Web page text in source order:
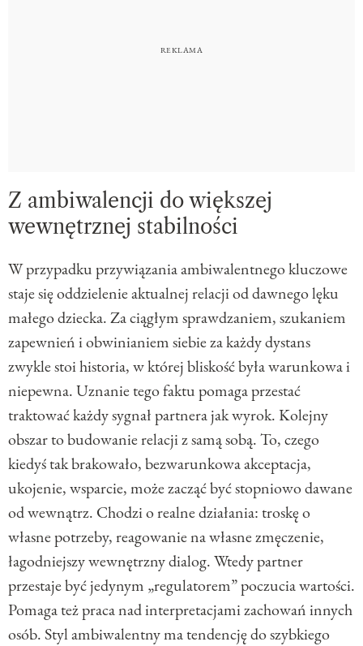
Z ambiwalencji do większej
wewnętrznej stabilności
W przypadku przywiązania ambiwalentnego kluczowe
staje się oddzielenie aktualnej relacji od dawnego lęku
małego dziecka. Za ciągłym sprawdzaniem, szukaniem
zapewnień i obwinianiem siebie za każdy dystans
zwykle stoi historia, w której bliskość była warunkowa i
niepewna. Uznanie tego faktu pomaga przestać
traktować każdy sygnał partnera jak wyrok. Kolejny
obszar to budowanie relacji z samą sobą. To, czego
kiedyś tak brakowało, bezwarunkowa akceptacja,
ukojenie, wsparcie, może zacząć być stopniowo dawane
od wewnątrz. Chodzi o realne działania: troskę o
własne potrzeby, reagowanie na własne zmęczenie,
łagodniejszy wewnętrzny dialog. Wtedy partner
przestaje być jedynym „regulatorem” poczucia wartości.
Pomaga też praca nad interpretacjami zachowań innych
osób. Styl ambiwalentny ma tendencję do szybkiego